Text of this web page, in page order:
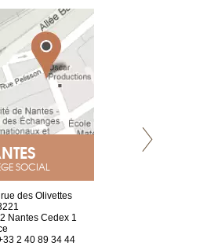
SOCIAL
des Olivettes
Nantes Cedex 1
2 40 89 34 44